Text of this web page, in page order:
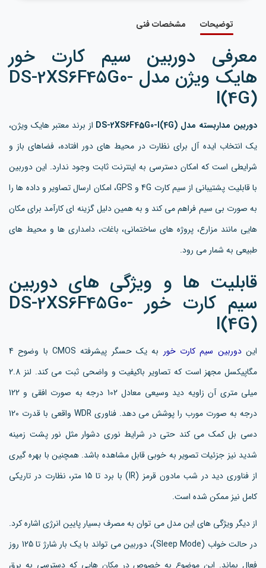
توضیحات مشخصات فنی
معرفی دوربین سیم کارت خور
هایک ویژن مدل DS-2XS6F45G0-
I(4G)
دوربین مداربسته مدل DS-2XS6F45G0-I(4G)
از برند معتبر هایک ویژن،
یک انتخاب ایده آل برای نظارت در محیط های دور افتاده، فضاهای باز و
شرایطی است که امکان دسترسی به اینترنت ثابت وجود ندارد. این دوربین
با قابلیت پشتیبانی از سیم کارت 4G و GPS، امکان ارسال تصاویر و داده ها را
به صورت بی سیم فراهم می کند و به همین دلیل گزینه ای کارآمد برای مکان
هایی مانند مزارع، پروژه های ساختمانی، باغات، دامداری ها و محیط های
طبیعی به شمار می رود.
قابلیت ها و ویژگی های دوربین
سیم کارت خور DS-2XS6F45G0-
I(4G)
ایندوربین سیم کارت خور
به یک حسگر پیشرفته CMOS با وضوح 4
مگاپیکسل مجهز است که تصاویر باکیفیت و واضحی ثبت می کند. لنز 2.8
میلی متری آن زاویه دید وسیعی معادل 102 درجه به صورت افقی و 122
درجه به صورت مورب را پوشش می دهد. فناوری WDR واقعی با قدرت 120
دسی بل کمک می کند حتی در شرایط نوری دشوار مثل نور پشت زمینه
شدید نیز جزئیات تصویر به خوبی قابل مشاهده باشد. همچنین با بهره گیری
از فناوری دید در شب مادون قرمز (IR) با برد تا 15 متر، نظارت در تاریکی
کامل نیز ممکن شده است.
از دیگر ویژگی های این مدل می توان به مصرف بسیار پایین انرژی اشاره کرد.
در حالت خواب (Sleep Mode)، دوربین می تواند با یک بار شارژ تا 125 روز
فعال بماند. این موضوع به خصوص در مکان هایی که دسترسی به برق